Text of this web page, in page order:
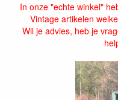
In onze "echte winkel"
Vintage artikelen
Wil je advies, heb je